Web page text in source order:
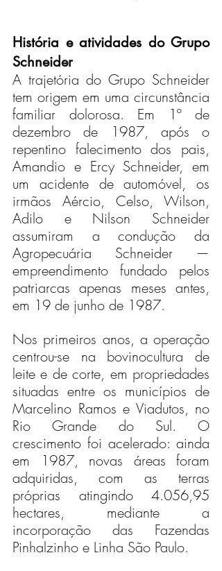
História e atividades do Grupo
Schneider
A trajetória do Grupo Schneider
tem origem em uma circunstância
familiar dolorosa. Em 1º de
dezembro de 1987, após o
repentino falecimento dos pais,
Amandio e Ercy Schneider, em
um acidente de automóvel, os
irmãos Aércio, Celso, Wilson,
Adilo e Nilson Schneider
assumiram a condução da
Agropecuária Schneider —
empreendimento fundado pelos
patriarcas apenas meses antes,
em 19 de junho de 1987.
Nos primeiros anos, a operação
centrou-se na bovinocultura de
leite e de corte, em propriedades
situadas entre os municípios de
Marcelino Ramos e Viadutos, no
Rio Grande do Sul. O
crescimento foi acelerado: ainda
em 1987, novas áreas foram
adquiridas, com as terras
próprias atingindo 4.056,95
hectares, mediante a
incorporação das Fazendas
Pinhalzinho e Linha São Paulo.